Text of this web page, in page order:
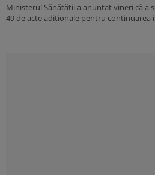
Ministerul Sănătăţii a anunţat vineri că a
49 de acte adiţionale pentru